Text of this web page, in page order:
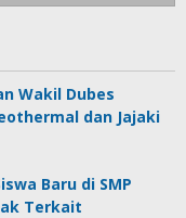
Wakil Dubes
dan Jajaki
Baru di SMP
Terkait